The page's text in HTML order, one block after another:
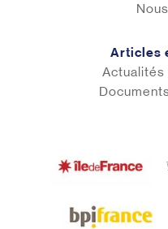
Articles
Actualités